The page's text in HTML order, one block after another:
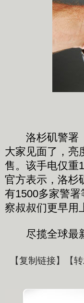
洛杉矶警署（
大家见面了，亮
售。该手电仅重
官方表示，洛杉
有1500多家警
察叔叔们更早用
尽揽全球最新
【复制链接】【